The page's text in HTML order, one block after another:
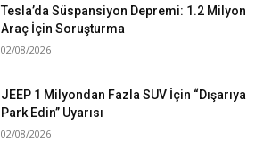
Tesla’da Süspansiyon Depremi: 1.2 Milyon
Araç İçin Soruşturma
02/08/2026
JEEP 1 Milyondan Fazla SUV İçin “Dışarıya
Park Edin” Uyarısı
02/08/2026